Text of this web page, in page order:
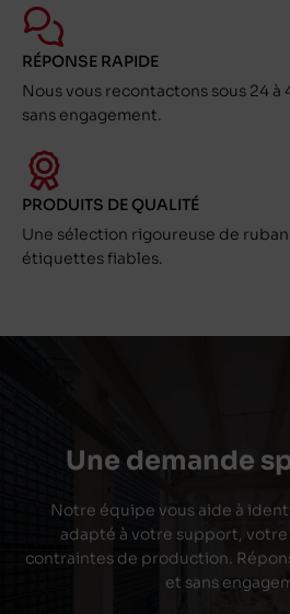
RÉPONSE RAPIDE
Nous vous recontactons sous 24 à
sans engagement.
PRODUITS DE QUALITÉ
Une sélection rigoureuse de
étiquettes fiables.
Une demande
Notre équipe vous aide à
adapté à votre support,
contraintes de production.
et sans